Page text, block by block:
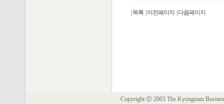
| 목록 | 이전페이지 | 다음페이지
Copyright ⓒ 2003 The Kyongnam